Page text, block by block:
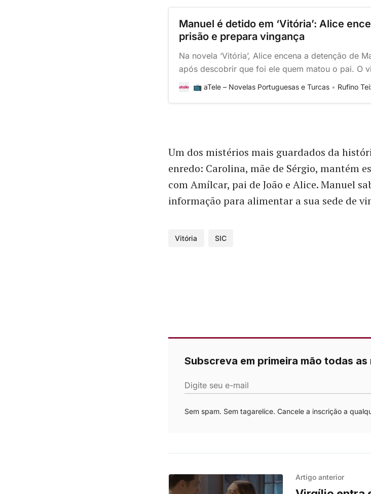
Manuel é detido em ‘Vitória’: Alice
prisão e prepara vingança
Na novela ‘Vitória’, Alice encena a detenção de
após descobrir que foi ele quem matou o pai. O
reage com ameaças e o confronto torna-se
📺 aTele – Novelas Portuguesas e Turcas Rufino
Um dos mistérios mais guardados da
enredo: Carolina, mãe de Sérgio, mantém
com Amílcar, pai de João e Alice. Manuel
informação para alimentar a sua sede de
Vitória SIC
Subscreva em primeira mão todas
Digite seu e-mail
Sem spam. Sem tagarelice. Cancele a inscrição a
Artigo anterior